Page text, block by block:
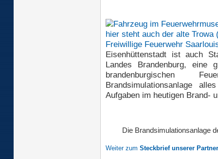
Eisenhüttenstadt ist auch
Landes Brandenburg, eine
brandenburgischen
Brandsimulationsanlage
Aufgaben im heutigen Brand-
Die Brandsimulationsanlage
Weiter zum Steckbrief unserer